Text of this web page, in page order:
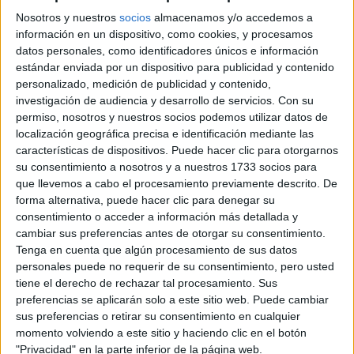
Nosotros y nuestros socios almacenamos y/o accedemos a
información en un dispositivo, como cookies, y procesamos
datos personales, como identificadores únicos e información
estándar enviada por un dispositivo para publicidad y contenido
personalizado, medición de publicidad y contenido,
investigación de audiencia y desarrollo de servicios. Con su
permiso, nosotros y nuestros socios podemos utilizar datos de
localización geográfica precisa e identificación mediante las
características de dispositivos. Puede hacer clic para otorgarnos
su consentimiento a nosotros y a nuestros 1733 socios para
que llevemos a cabo el procesamiento previamente descrito. De
forma alternativa, puede hacer clic para denegar su
consentimiento o acceder a información más detallada y
cambiar sus preferencias antes de otorgar su consentimiento.
Tenga en cuenta que algún procesamiento de sus datos
personales puede no requerir de su consentimiento, pero usted
tiene el derecho de rechazar tal procesamiento. Sus
preferencias se aplicarán solo a este sitio web. Puede cambiar
sus preferencias o retirar su consentimiento en cualquier
momento volviendo a este sitio y haciendo clic en el botón
"Privacidad" en la parte inferior de la página web.
Septiembre
Comunidad:
Andalucía
Año del examen:
2013
Mes de examen:
Septiembre
Asignatura:
Matemáticas Aplicadas a la Ciencias Sociales
Fichero Examen:
ex-men-selectividad-matem-ticas-aplicadas-ciencias-sociales-
andaluc-2013-septiembre.pdf